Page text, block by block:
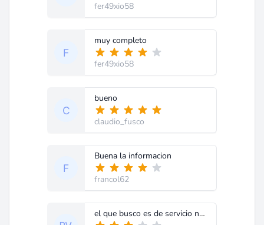
fer49xio58
muy completo
fer49xio58
bueno
claudio_fusco
Buena la informacion
francol62
el que busco es de servicio no de usuario